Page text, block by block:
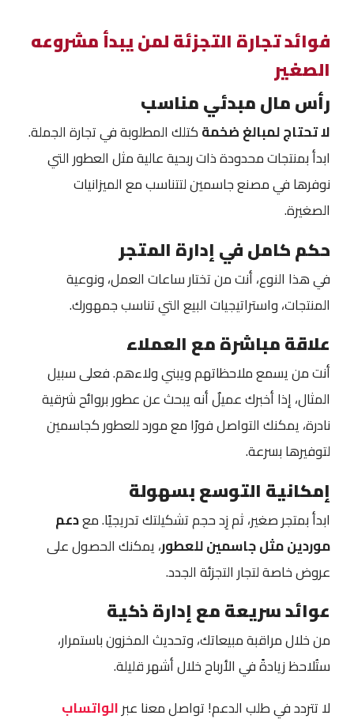
فوائد تجارة التجزئة لمن يبدأ مشروعه
الصغير
رأس مال مبدئي مناسب
لا تحتاج لمبالغ ضخمةكتلك المطلوبة في تجارة الجملة.
ابدأ بمنتجات محدودة ذات ربحية عالية مثل العطور التي
نوفرها في مصنع جاسمين لتتناسب مع الميزانيات
الصغيرة.
حكم كامل في إدارة المتجر
في هذا النوع، أنت من تختار ساعات العمل، ونوعية
المنتجات، واستراتيجيات البيع التي تناسب جمهورك.
علاقة مباشرة مع العملاء
أنت من يسمع ملاحظاتهم ويبني ولاءهم. فعلى سبيل
المثال، إذا أخبرك عميلٌ أنه يبحث عن عطور بروائح شرقية
نادرة، يمكنك التواصل فورًا مع مورد للعطور كجاسمين
لتوفيرها بسرعة.
إمكانية التوسع بسهولة
ابدأ بمتجر صغير، ثم زِد حجم تشكيلتك تدريجيًا. معدعم
موردين مثل جاسمين للعطور، يمكنك الحصول على
عروض خاصة لتجار التجزئة الجدد.
عوائد سريعة مع إدارة ذكية
من خلال مراقبة مبيعاتك، وتحديث المخزون باستمرار،
ستُلاحظ زيادةً في الأرباح خلال أشهر قليلة.
لا تتردد في طلب الدعم! تواصل معنا عبرالواتساب